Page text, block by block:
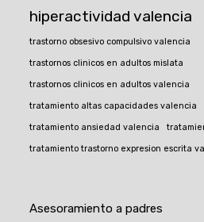
hiperactividad valencia
trastorno obsesivo compulsivo valencia
trastornos clinicos en adultos mislata
trastornos clinicos en adultos valencia
tratamiento altas capacidades valencia
tratamiento ansiedad valencia
tratamiento trastorno expresion escrita
Asesoramiento a padres